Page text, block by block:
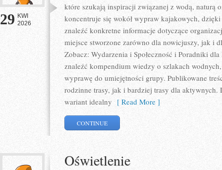
29 KWI
2026
które szukają inspiracji związanej z wodą, naturą
koncentruje się wokół wypraw kajakowych,
znaleźć konkretne informacje dotyczące
miejsce stworzone zarówno dla nowicjuszy, jak i
Zobacz: Wydarzenia i Społeczność i Poradniki
znaleźć kompendium wiedzy o szlakach
wyprawę do umiejętności grupy. Publikowane
rodzinne trasy, jak i bardziej trasy dla
wariant idealny [ Read More ]
CONTINUE
Oświetlenie